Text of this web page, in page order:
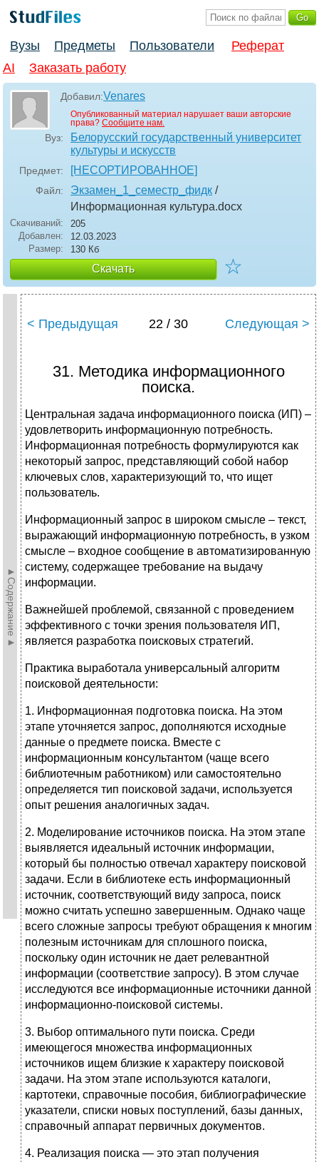
Вузы Предметы Пользователи
Реферат
AI
Заказать работу
Добавил:Venares
Опубликованный материал нарушает ваши авторские
права? Сообщите нам.
Вуз:
Белорусский государственный университет
культуры и искусств
Предмет: [НЕСОРТИРОВАННОЕ]
Файл: Экзамен_1_семестр_фидк /
Информационная культура.docx
Скачиваний:
205
Добавлен:
12.03.2023
Размер:
130 Кб
Скачать ☆
►Содержание►
< Предыдущая 22 / 30 Следующая >
31. Методика информационного
поиска.
Центральная задача информационного поиска (ИП) –
удовлетворить информационную потребность.
Информационная потребность формулируются как
некоторый запрос, представляющий собой набор
ключевых слов, характеризующий то, что ищет
пользователь.
Информационный запрос в широком смысле – текст,
выражающий информационную потребность, в узком
смысле – входное сообщение в автоматизированную
систему, содержащее требование на выдачу
информации.
Важнейшей проблемой, связанной с проведением
эффективного с точки зрения пользователя ИП,
является разработка поисковых стратегий.
Практика выработала универсальный алгоритм
поисковой дея­тельности:
1. Информационная подготовка поиска. На этом
этапе уточняется запрос, дополняются исходные
данные о предмете поиска. Вмес­те с
информационным консультантом (чаще всего
библиотечным работником) или самостоятельно
определяется тип поисковой задачи, используется
опыт решения аналогичных задач.
2. Моделирование источников поиска. На этом этапе
выявляется идеальный источник информации,
который бы полностью отве­чал характеру поисковой
задачи. Если в библиотеке есть инфор­мационный
источник, соответствующий виду запроса, поиск
можно считать успешно завершенным. Однако чаще
всего слож­ные запросы требуют обращения к многим
полезным источникам для сплошного поиска,
поскольку один источник не дает реле­вантной
информации (соответствие запросу). В этом случае
исследуются все информа­ционные источники данной
информационно-поисковой системы.
3. Выбор оптимального пути поиска. Среди
имеющегося множества информационных
источников ищем близкие к характеру поиско­вой
задачи. На этом этапе используются каталоги,
картотеки, справочные пособия, библиографические
указатели, списки но­вых поступлений, базы данных,
справочный аппарат первичных документов.
4. Реализация поиска — это этап получения